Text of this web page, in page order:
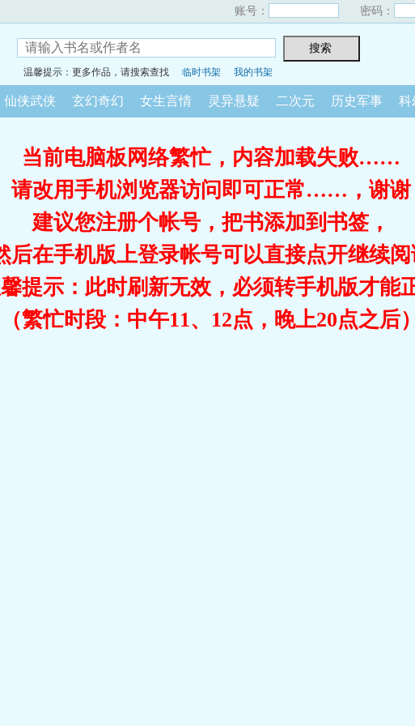
账号： 密码：
温馨提示：更多作品，请搜索查找 临时书架 我的书架
仙侠武侠 玄幻奇幻 女生言情 灵异悬疑 二次元 历史军事 科
当前电脑板网络繁忙，内容加载失败……
请改用手机浏览器访问即可正常……，谢谢
建议您注册个帐号，把书添加到书签，
后在手机版上登录帐号可以直接点开继续
馨提示：此时刷新无效，必须转手机版才能
（繁忙时段：中午11、12点，晚上20点之后）